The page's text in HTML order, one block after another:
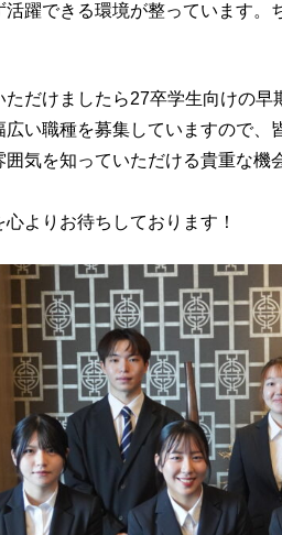
活躍できる環境が整っています
だけましたら27卒学生向けの
い職種を募集していますので
気を知っていただける貴重な
よりお待ちしております！